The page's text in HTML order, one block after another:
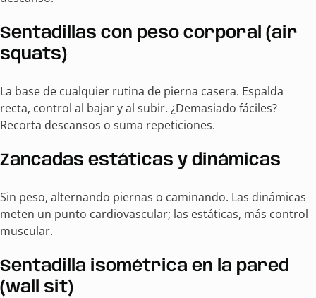
Sentadillas con peso corporal (air
squats)
La base de cualquier rutina de pierna casera. Espalda
recta, control al bajar y al subir. ¿Demasiado fáciles?
Recorta descansos o suma repeticiones.
Zancadas estáticas y dinámicas
Sin peso, alternando piernas o caminando. Las dinámicas
meten un punto cardiovascular; las estáticas, más control
muscular.
Sentadilla isométrica en la pared
(wall sit)